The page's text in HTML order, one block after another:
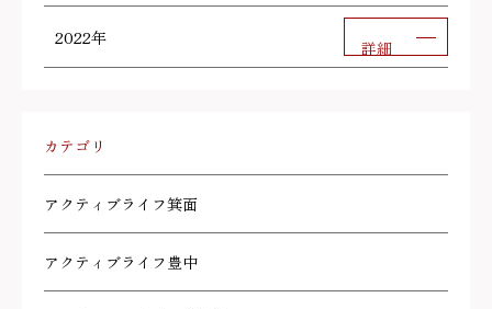
2022年 詳細
カテゴリ
アクティブライフ箕面
アクティブライフ豊中